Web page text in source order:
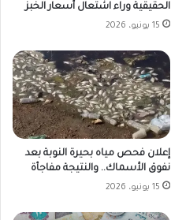
الحقيقية وراء اشتعال أسعار الخبز
15 يونيو، 2026
إعلان فحص مياه بحيرة النوبة بعد
نفوق الأسماك.. والنتيجة مفاجأة
15 يونيو، 2026